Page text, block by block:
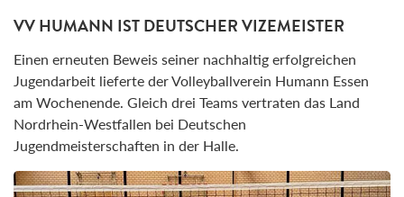
VV HUMANN IST DEUTSCHER VIZEMEISTER
Einen erneuten Beweis seiner nachhaltig erfolgreichen
Jugendarbeit lieferte der Volleyballverein Humann Essen
am Wochenende. Gleich drei Teams vertraten das Land
Nordrhein-Westfallen bei Deutschen
Jugendmeisterschaften in der Halle.